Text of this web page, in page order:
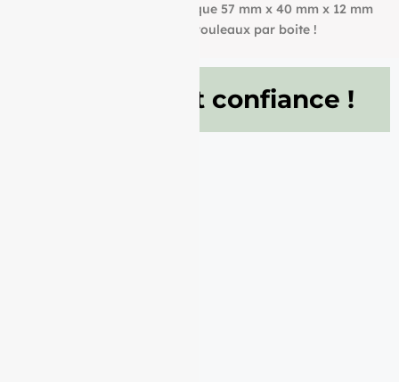
votre Rouleau papier thermique 57 mm x 40 mm x 12 mm
de 55g/m² conditionné à 50 rouleaux par boite !
Ils nous font confiance !